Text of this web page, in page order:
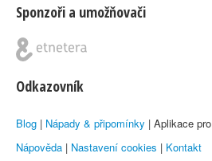
Sponzoři a umožňovači
Odkazovník
Blog | Nápady & připomínky | Aplikace pro
Nápověda | Nastavení cookies | Kontakt